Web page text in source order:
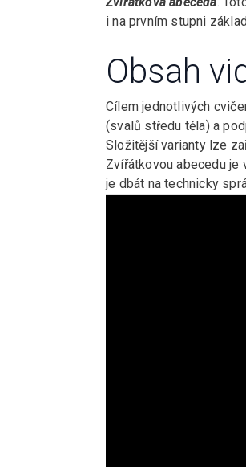
i na prvním stupni
Obsah
Cílem jednotlivých
(svalů středu těla) a
Složitější varianty lze
Zvířátkovou abecedu je
je dbát na technicky